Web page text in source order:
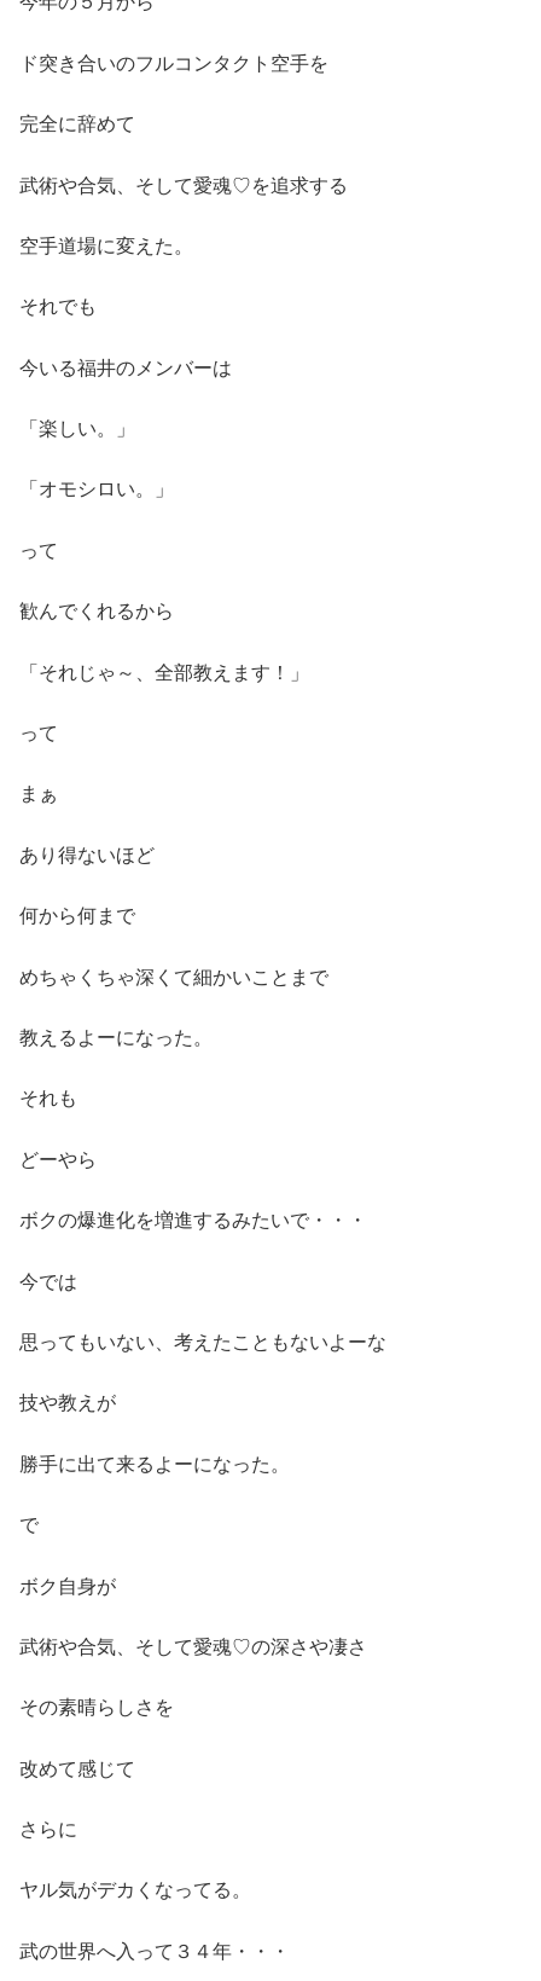
ド突き合いのフルコンタクト空手を
完全に辞めて
武術や合気、そして愛魂♡を追求する
空手道場に変えた。
それでも
今いる福井のメンバーは
「楽しい。」
「オモシロい。」
って
歓んでくれるから
「それじゃ～、全部教えます！」
って
まぁ
あり得ないほど
何から何まで
めちゃくちゃ深くて細かいことまで
教えるよーになった。
それも
どーやら
ボクの爆進化を増進するみたいで・・・
今では
思ってもいない、考えたこともないよーな
技や教えが
勝手に出て来るよーになった。
で
ボク自身が
武術や合気、そして愛魂♡の深さや凄さ
その素晴らしさを
改めて感じて
さらに
ヤル気がデカくなってる。
武の世界へ入って３４年・・・